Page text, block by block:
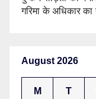
गरिमा के अधिकार का
August 2026
M T